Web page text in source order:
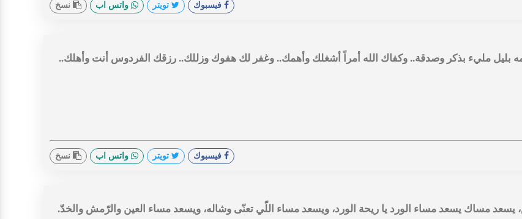
فيسبوك تويتر واتس اب نسخ
بليل مليء بذكر وصدقة.. وكفاك الله أمراً أشغلك وأهمك.. وغفر لك هفوك وزللك.. رزقك الفردوس أنت وأهلك..
فيسبوك تويتر واتس اب نسخ
مساك يسعد مساء الورد يا ريحة الورد، ويسعد مساء اللّي تعنّى وشاله، ويسعد مساء العين والرّمش والخدّ.